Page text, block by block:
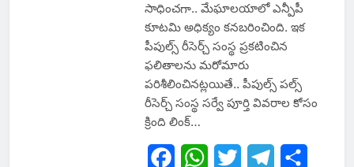
సాధించ‌గా.. మేఘాల‌యాలో ఎన్పీపీ
కూట‌మి అధిక్యం క‌న‌బ‌రించింది. ఇక
పీపుల్స్ రీసెర్చ్ సంస్థ ప్ర‌క‌టించిన
ఫ‌లితాల‌ను మ‌రోమారు
ప‌రిశీలించిన‌ట్ల‌యితే.. పీపుల్స్ ప‌ల్స్
రీసెర్చ్ సంస్థ స‌ర్వే పూర్తి వివ‌రాల కోసం
క్రింది లింక్…
FacebookWhatsApp
Twitter Telegram